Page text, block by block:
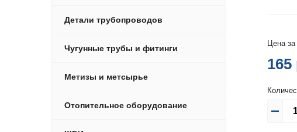
Цена
165
Детали трубопроводов
Чугунные трубы и фитинги
Метизы и метсырье
Отопительное оборудование